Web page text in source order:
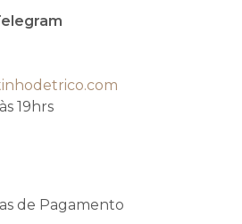
19hrs
de Pagamento